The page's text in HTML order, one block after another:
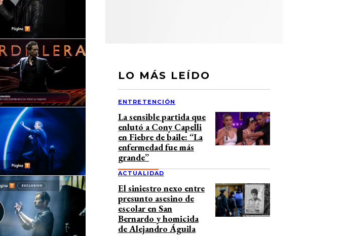
LO MÁS LEÍDO
ENTRETENCIÓN
La sensible partida que
enlutó a Cony Capelli
en Fiebre de baile: “La
enfermedad fue más
grande”
ACTUALIDAD
El siniestro nexo entre
presunto asesino de
escolar en San
Bernardo y homicida
de Alejandro Águila